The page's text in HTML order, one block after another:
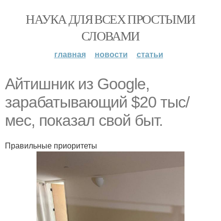
НАУКА ДЛЯ ВСЕХ ПРОСТЫМИ
СЛОВАМИ
главная новости статьи
Айтишник из Google,
зарабатывающий $20 тыс/
мес, показал свой быт.
Правильные приоритеты